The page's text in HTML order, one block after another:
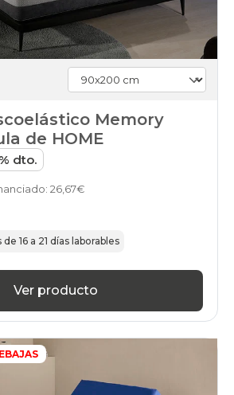
Memory
de HOME
dto.
26,67€
16 a 21 días laborables
Ver producto